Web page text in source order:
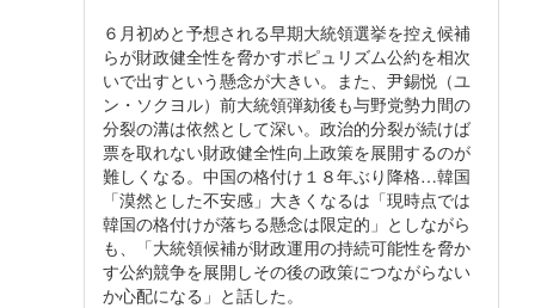
６月初めと予想される早期大統領選挙を控え候補
らが財政健全性を脅かすポピュリズム公約を相次
いで出すという懸念が大きい。また、尹錫悦（ユ
ン・ソクヨル）前大統領弾劾後も与野党勢力間の
分裂の溝は依然として深い。政治的分裂が続けば
票を取れない財政健全性向上政策を展開するのが
難しくなる。中国の格付け１８年ぶり降格…韓国
「漠然とした不安感」大きくなるは「現時点では
韓国の格付けが落ちる懸念は限定的」としながら
も、「大統領候補が財政運用の持続可能性を脅か
す公約競争を展開しその後の政策につながらない
か心配になる」と話した。